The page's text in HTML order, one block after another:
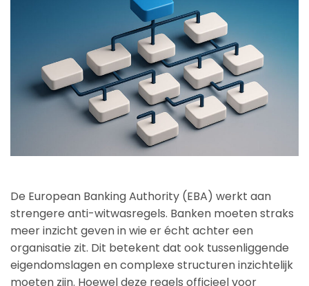
De European Banking Authority (EBA) werkt aan
strengere anti-witwasregels. Banken moeten straks
meer inzicht geven in wie er écht achter een
organisatie zit. Dit betekent dat ook tussenliggende
eigendomslagen en complexe structuren inzichtelijk
moeten zijn. Hoewel deze regels officieel voor